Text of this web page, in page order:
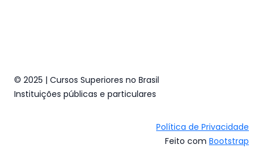
© 2025 | Cursos Superiores no Brasil
Instituições públicas e particulares
Política de Privacidade
Feito com Bootstrap